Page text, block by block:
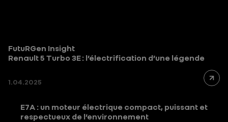
FutuRGen Insight
Renault 5 Turbo 3E : l’électrification d’une légende
1.04.2025
E7A : un moteur électrique compact, puissant et
respectueux de l’environnement